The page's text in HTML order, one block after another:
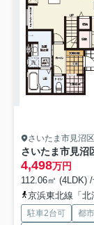
さいたま市見沼
4,498万円
112.06㎡ (4LDK)
京浜東北線「
駐車2台可 都